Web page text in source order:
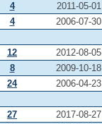
4
2011-05-01
4 2006-07-30
12
2012-08-05
8
2009-10-18
24 2006-04-23
27
2017-08-27